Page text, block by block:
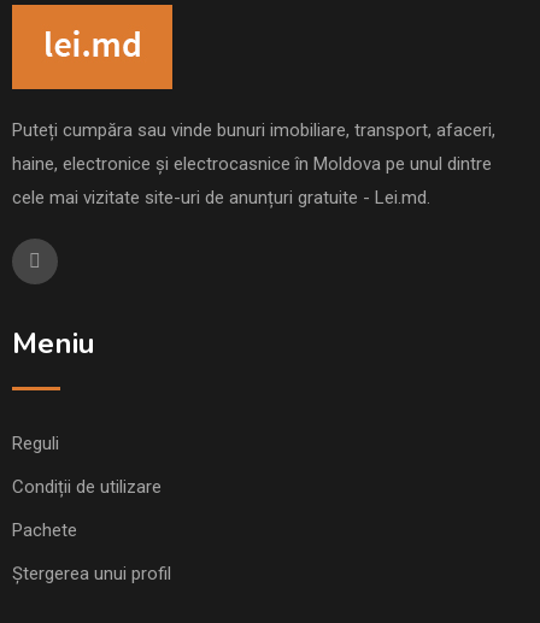
Puteți cumpăra sau vinde bunuri imobiliare, transport, afaceri,
haine, electronice și electrocasnice în Moldova pe unul dintre
cele mai vizitate site-uri de anunțuri gratuite - Lei.md.
Meniu
Reguli
Condiții de utilizare
Pachete
Ștergerea unui profil